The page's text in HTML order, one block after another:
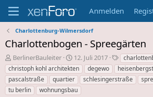
Anmelden
Charlottenburg-Wilmersdorf
Charlottenbogen - Spreegärten
E
r
s
t
e
BerlinerBauleiter
E
r
s
t
e
12. Juli 2017
S
c
h
l
christoph kohl architekten
degewo
pascalstraße
quartier schlesingerstraße
tu berlin
wohnungsbau